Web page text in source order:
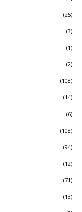
(25)
(3)
(1)
(2)
(108)
(14)
(6)
(108)
(94)
(12)
(71)
(13)